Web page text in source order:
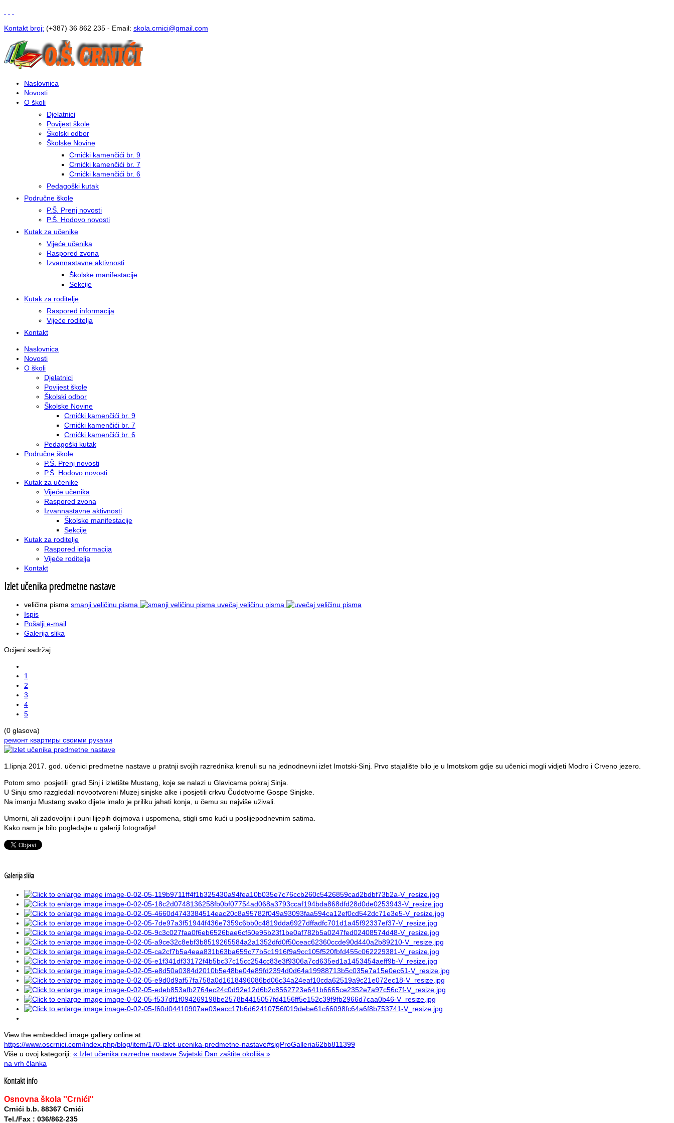
Kontakt broj: (+387) 36 862 235 - Email: skola.crnici@gmail.com
Naslovnica
Novosti
O školi
Djelatnici
Povijest škole
Školski odbor
Školske Novine
Crnićki kamenčići br. 9
Crnićki kamenčići br. 7
Crnićki kamenčići br. 6
Pedagoški kutak
Područne škole
P.Š. Prenj novosti
P.Š. Hodovo novosti
Kutak za učenike
Vijeće učenika
Raspored zvona
Izvannastavne aktivnosti
Školske manifestacije
Sekcije
Kutak za roditelje
Raspored informacija
Vijeće roditelja
Kontakt
Naslovnica
Novosti
O školi
Djelatnici
Povijest škole
Školski odbor
Školske Novine
Crnićki kamenčići br. 9
Crnićki kamenčići br. 7
Crnićki kamenčići br. 6
Pedagoški kutak
Područne škole
P.Š. Prenj novosti
P.Š. Hodovo novosti
Kutak za učenike
Vijeće učenika
Raspored zvona
Izvannastavne aktivnosti
Školske manifestacije
Sekcije
Kutak za roditelje
Raspored informacija
Vijeće roditelja
Kontakt
Izlet učenika predmetne nastave
veličina pisma smanji veličinu pisma
uvečaj veličinu pisma
Ispis
Pošalji e-mail
Galerija slika
Ocijeni sadržaj
1
2
3
4
5
(0 glasova)
ремонт квартиры своими руками
1.lipnja 2017. god. učenici predmetne nastave u pratnji svojih razrednika krenuli su na jednodnevni izlet Imotski-Sinj. Prvo stajalište bilo je u Imotskom gdje su učenici mogli vidjeti Modro i Crveno jezero.
Potom smo posjetili grad Sinj i izletište Mustang, koje se nalazi u Glavicama pokraj Sinja.
U Sinju smo razgledali novootvoreni Muzej sinjske alke i posjetili crkvu Čudotvorne Gospe Sinjske.
Na imanju Mustang svako dijete imalo je priliku jahati konja, u čemu su najviše uživali.
Umorni, ali zadovoljni i puni lijepih dojmova i uspomena, stigli smo kući u poslijepodnevnim satima.
Kako nam je bilo pogledajte u galeriji fotografija!
Galerija slika
View the embedded image gallery online at:
https://www.oscrnici.com/index.php/blog/item/170-izlet-ucenika-predmetne-nastave#sigProGalleria62bb811399
Više u ovoj kategoriji: « Izlet učenika razredne nastave Svjetski Dan zaštite okoliša »
na vrh članka
Kontakt info
Osnovna škola ''Crnići''
Crnići b.b. 88367 Crnići
Tel./Fax : 036/862-235